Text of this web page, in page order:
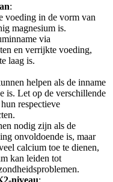
:
voeding in de vorm van
magnesium is.
via
en verrijkte voeding,
laag is.
helpen als de inname
is. Let op de verschillende
respectieve
nodig zijn als de
onvoldoende is, maar
calcium toe te dienen,
kan leiden tot
niveau: